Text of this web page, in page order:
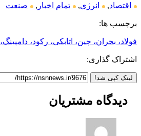
اقتصاد, انرژی, تمام اخبار , صنعت
برچسب ها:
فولاد، بحران، چین، اتابکی، رکود، دامپینگ،
اشتراک گذاری:
لینک کپی شد!
دیدگاه مشتریان